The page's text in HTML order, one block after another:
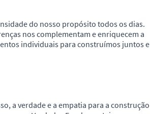
do nosso propósito todos os dias.
nos complementam e enriquecem a
individuais para construímos juntos e
a verdade e a empatia para a construção